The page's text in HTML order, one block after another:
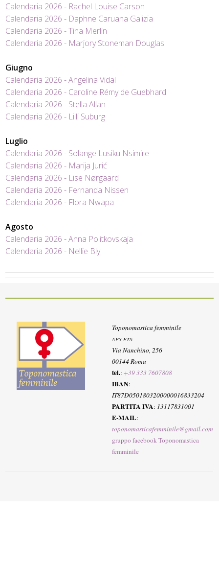
Calendaria 2026 - Rachel Louise Carson
Calendaria 2026 - Daphne Caruana Galizia
Calendaria 2026 - Tina Merlin
Calendaria 2026 - Marjory Stoneman Douglas
Giugno
Calendaria 2026 - Angelina Vidal
Calendaria 2026 - Caroline Rémy de Guebhard
Calendaria 2026 - Stella Allan
Calendaria 2026 - Lilli Suburg
Luglio
Calendaria 2026 - Solange Lusiku Nsimire
Calendaria 2026 - Marija Jurić
Calendaria 2026 - Lise Nørgaard
Calendaria 2026 - Fernanda Nissen
Calendaria 2026 - Flora Nwapa
Agosto
Calendaria 2026 - Anna Politkovskaja
Calendaria 2026 - Nellie Bly
Toponomastica femminile
APS-ETS:
Via Nanchino, 256
00144 Roma
tel.:+39 333 7607808
IBAN:
IT87D0501803200000016833204
PARTITA IVA: 13117831001
E-MAIL:
toponomasticafemminile@gmail.com
gruppo facebook Toponomastica
femminile